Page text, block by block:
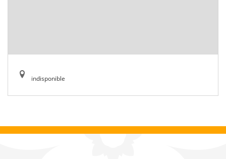
indisponible